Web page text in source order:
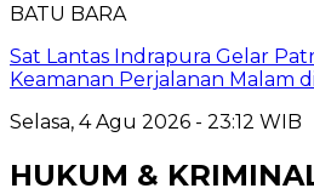
BATU BARA
Sat Lantas Indrapura Gelar
Keamanan Perjalanan Malam
Selasa, 4 Agu 2026 - 23:12 WIB
HUKUM &